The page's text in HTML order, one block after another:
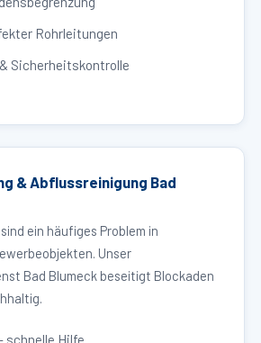
Rohrleitungen
Sicherheitskontrolle
& Abflussreinigung Bad
ein häufiges Problem in
Unser
Bad Blumeck beseitigt Blockaden
schnelle Hilfe